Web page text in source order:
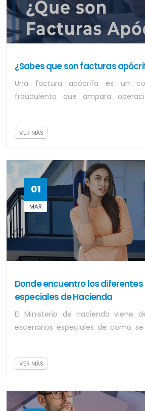
¿Sabes que son facturas
Una factura apócrifa es un
fraudulento que ampara
VER MÁS
01
MAR
Donde encuentro los diferentes
especiales de Hacienda
El Ministerio de Hacienda viene
escenarios especiales de como
VER MÁS